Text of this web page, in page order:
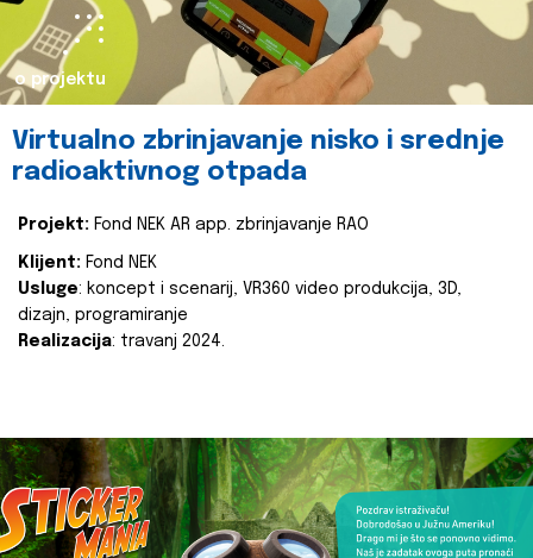
o projektu
Virtualno zbrinjavanje nisko i srednje
radioaktivnog otpada
Projekt: Fond NEK AR app. zbrinjavanje RAO
Klijent: Fond NEK
Usluge: koncept i scenarij, VR360 video produkcija, 3D,
dizajn, programiranje
Realizacija: travanj 2024.